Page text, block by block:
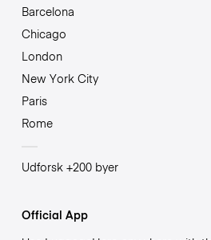
Barcelona
Chicago
London
New York City
Paris
Rome
Udforsk +200 byer
Official App